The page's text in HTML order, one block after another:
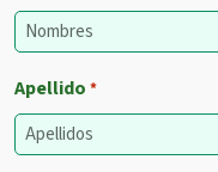
Apellido *